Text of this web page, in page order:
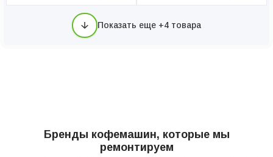
Показать еще +4 товара
Бренды кофемашин, которые мы
ремонтируем